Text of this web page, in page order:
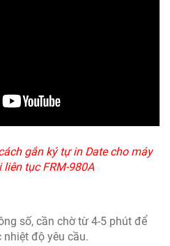
gắn ký tự in Date cho máy
tục FRM-980A
số, cần chờ từ 4-5 phút để
độ yêu cầu.